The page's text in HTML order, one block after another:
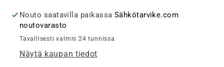
osainen
16A
250V
IP44
Valkoinen
osainen
250V
IP44
Valkoinen
Nouto saatavilla paikassa Sähkötarvike.com
noutovarasto
Tavallisesti valmis 24 tunnissa
Näytä kaupan tiedot